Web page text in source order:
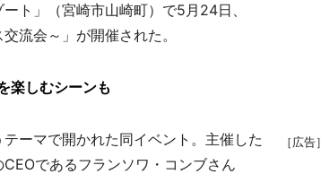
ト」（宮崎市山崎町）で5月24日、
流会～」が開催された。
楽しむシーンも
［広告］
ーマで開かれた同イベント。主催した
であるフランソワ・コンブさん